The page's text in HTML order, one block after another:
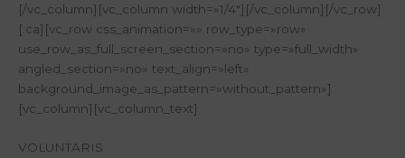
[/vc_column][vc_column width=»1/4″][/vc_column][/vc_row]
[:ca][vc_row css_animation=»» row_type=»row»
use_row_as_full_screen_section=»no» type=»full_width»
angled_section=»no» text_align=»left»
background_image_as_pattern=»without_pattern»]
[vc_column][vc_column_text]
VOLUNTARIS